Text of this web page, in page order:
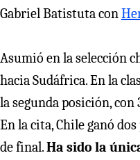
Gabriel Batistuta con
Asumió en la selección
hacia Sudáfrica. En la
la segunda posición, con
En la cita, Chile ganó
de final.Ha sido la